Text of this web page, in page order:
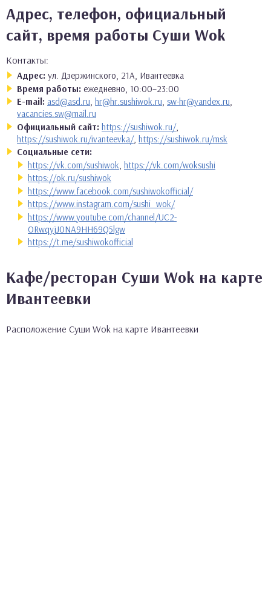
Адрес, телефон, официальный
сайт, время работы Суши Wok
Контакты:
Адрес: ул. Дзержинского, 21А, Ивантеевка
Время работы: ежедневно, 10:00–23:00
E-mail: asd@asd.ru, hr@hr.sushiwok.ru, sw-hr@yandex.ru,
vacancies.sw@mail.ru
Официальный сайт: https://sushiwok.ru/,
https://sushiwok.ru/ivanteevka/, https://sushiwok.ru/msk
Социальные сети:
https://vk.com/sushiwok https://vk.com/woksushi
https://ok.ru/sushiwok
https://www.facebook.com/sushiwokofficial/
https://www.instagram.com/sushi_wok/
https://www.youtube.com/channel/UC2-
ORwqyjJ0NA9HH69Q5lgw
https://t.me/sushiwokofficial
Кафе/ресторан Суши Wok на карте
Ивантеевки
Расположение Суши Wok на карте Ивантеевки